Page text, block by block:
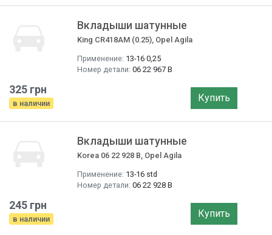
Вкладыши шатунные
King CR418AM (0.25), Opel Agila
Применение: 13-16 0,25
Номер детали: 06 22 967 B
325 грн
в наличии Купить
Вкладыши шатунные
Korea 06 22 928 B, Opel Agila
Применение: 13-16 std
Номер детали: 06 22 928 B
245 грн
в наличии Купить